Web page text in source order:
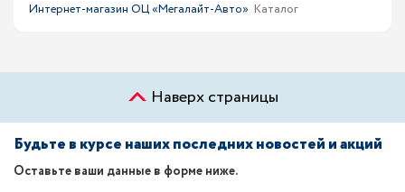
Интернет-магазин ОЦ «Мегалайт-Авто» Каталог
Наверх страницы
Будьте в курсе наших последних новостей и акций
Оставьте ваши данные в форме ниже.